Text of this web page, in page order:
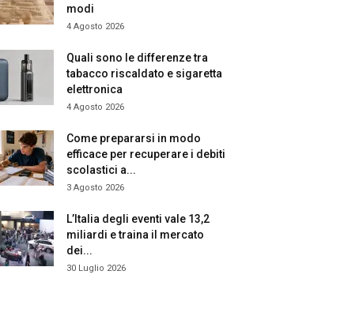
modi
4 Agosto 2026
Quali sono le differenze tra
tabacco riscaldato e sigaretta
elettronica
4 Agosto 2026
Come prepararsi in modo
efficace per recuperare i debiti
scolastici a...
3 Agosto 2026
L’Italia degli eventi vale 13,2
miliardi e traina il mercato
dei...
30 Luglio 2026